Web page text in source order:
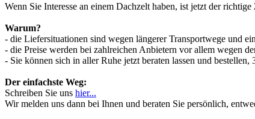
Wenn Sie Interesse an einem Dachzelt haben, ist jetzt der
Warum?
- die Liefersituationen sind wegen längerer Transportwege und
- die Preise werden bei zahlreichen Anbietern vor allem wegen
- Sie können sich in aller Ruhe jetzt beraten lassen und
Der einfachste Weg:
Schreiben Sie uns hier...
Wir melden uns dann bei Ihnen und beraten Sie persönlich,